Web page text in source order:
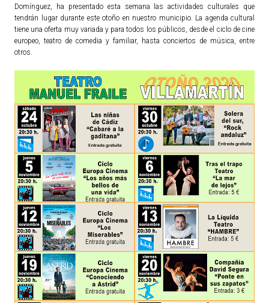
SERVICIOS
Educación
Deportes
Centros Sociales y Asistenciales
Medio Ambiente
Transportes
Empleo y Seguridad Social
Seguridad
Servicios Comarcales
Servicios Provinciales
TURISMO
Historia
Qué ver
Fiestas
Domínguez, ha presentado esta semana las actividades culturales que
tendrán lugar durante este otoño en nuestro municipio. La agenda cultural
tiene una oferta muy variada y para todos los públicos, desde el ciclo de cine
europeo, teatro de comedia y familiar, hasta conciertos de música, entre
otros.